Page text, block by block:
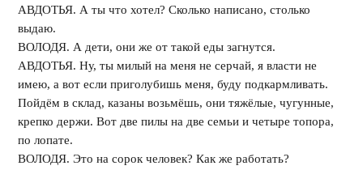
АВДОТЬЯ. А ты что хотел? Сколько написано, столько
выдаю.
ВОЛОДЯ. А дети, они же от такой еды загнутся.
АВДОТЬЯ. Ну, ты милый на меня не серчай, я власти не
имею, а вот если приголубишь меня, буду подкармливать.
Пойдём в склад, казаны возьмёшь, они тяжёлые, чугунные,
крепко держи. Вот две пилы на две семьи и четыре топора,
по лопате.
ВОЛОДЯ. Это на сорок человек? Как же работать?